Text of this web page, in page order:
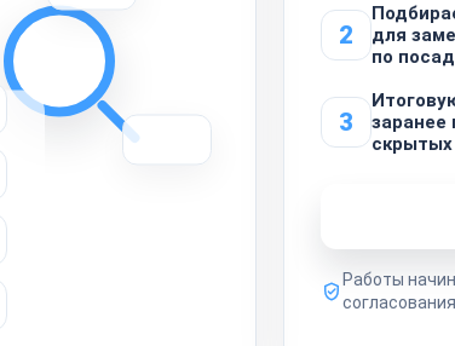
2
для
по
3
заранее
Работы
согласования.